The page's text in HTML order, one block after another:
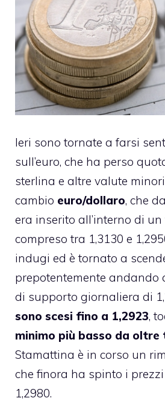
Ieri sono tornate a farsi
sull’euro, che ha perso
sterlina e altre valute
cambio euro/dollaro, che
era inserito all’interno di un
compreso tra 1,3130 e
indugi ed è tornato a
prepotentemente andando
di supporto giornaliera di
sono scesi fino a 1,2923,
minimo più basso da oltre
Stamattina è in corso un
che finora ha spinto i
1,2980.